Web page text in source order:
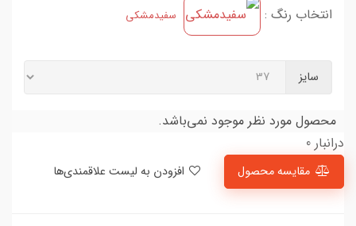
انتخاب رنگ : سفیدمشکی
سایز
محصول مورد نظر موجود نمی‌باشد.
درانبار 0
مقایسه محصول